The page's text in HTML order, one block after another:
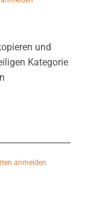
und
Kategorie
anmelden